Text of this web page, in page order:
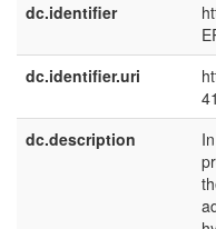
dc.identifier
dc.identifier.uri
dc.description